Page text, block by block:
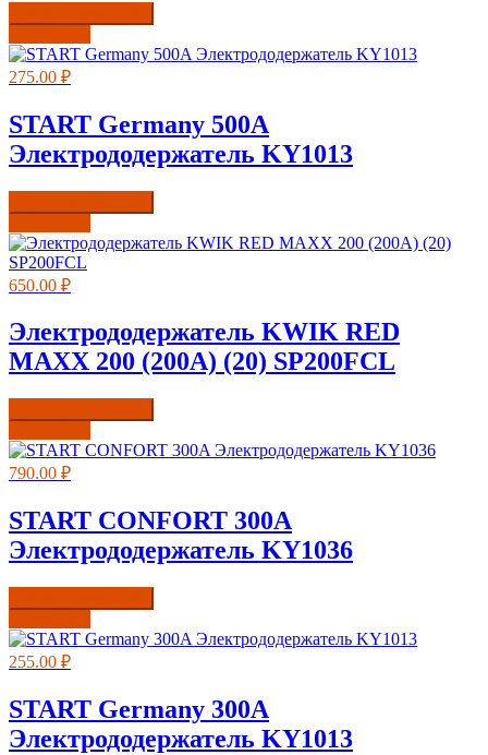
275.00 ₽
START Germany 500A
Электрододержатель KY1013
650.00 ₽
Электрододержатель KWIK RED
MAXX 200 (200А) (20) SP200FCL
790.00 ₽
START CONFORT 300A
Электрододержатель KY1036
255.00 ₽
START Germany 300A
Электрододержатель KY1013